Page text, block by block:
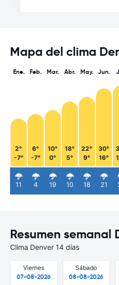
Mapa del clima
Ene.
2°
-7°
11
Feb.
6°
-7°
4
Mar.
10°
0°
19
Abr.
18°
5°
10
May.
22°
9°
18
Jun.
30°
16°
21
Resumen semanal
Clima Denver 14 días
Viernes
07-08-2026
Sábado
08-08-2026